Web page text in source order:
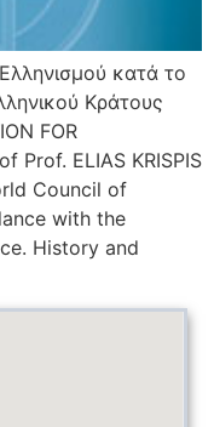
κατά το
Κράτους
FOR
Prof. ELIAS KRISPIS
Council of
with the
History and